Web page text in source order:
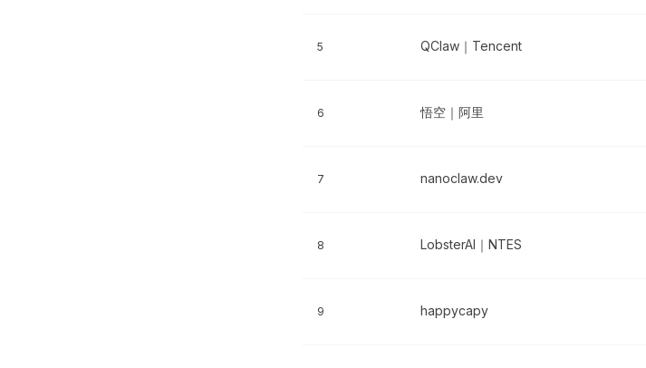
5 QClaw｜Tencent
6 悟空｜阿里
7 nanoclaw.dev
8 LobsterAI｜NTES
9 happycapy